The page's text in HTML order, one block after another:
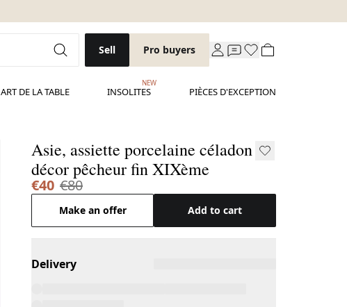
Sell Pro buyers
ART DE LA TABLE INSOLITES
NEW
PIÈCES D'EXCEPTION
Asie, assiette porcelaine céladon
décor pêcheur fin XIXème
€40 €80
Make an offer Add to cart
Delivery